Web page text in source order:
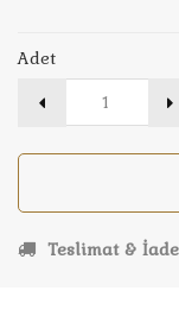
Adet
Teslimat & İade